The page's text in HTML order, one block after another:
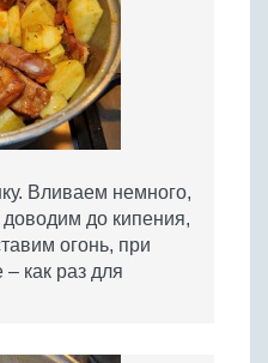
Вливаем немного,
до кипения,
огонь, при
– как раз для